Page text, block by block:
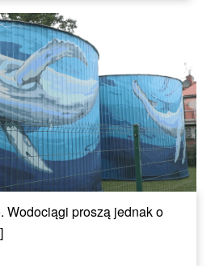
Wodociągi proszą jednak o